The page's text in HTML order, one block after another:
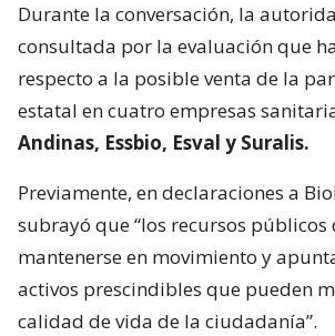
Durante la conversación, la
consultada por la evaluación que
respecto a la posible venta de la
estatal en cuatro empresas
Andinas, Essbio, Esval y Suralis.
Previamente, en declaraciones a
subrayó que “los recursos públicos
mantenerse en movimiento y
activos prescindibles que pueden
calidad de vida de la ciudadanía”.